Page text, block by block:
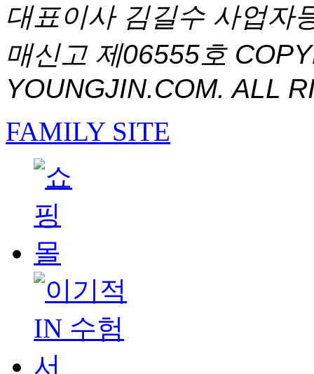
대표이사 김길수 사업자
매신고 제06555호
YOUNGJIN.COM. ALL
FAMILY SITE